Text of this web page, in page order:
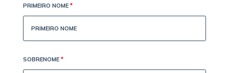
PRIMEIRO NOME *
SOBRENOME *